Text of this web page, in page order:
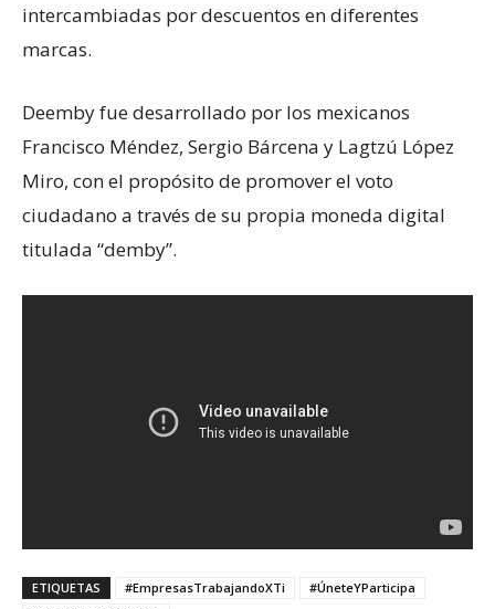
intercambiadas por descuentos en diferentes
marcas.
Deemby fue desarrollado por los mexicanos
Francisco Méndez, Sergio Bárcena y Lagtzú López
Miro, con el propósito de promover el voto
ciudadano a través de su propia moneda digital
titulada “demby”.
ETIQUETAS #EmpresasTrabajandoXTi
#ÚneteYParticipa